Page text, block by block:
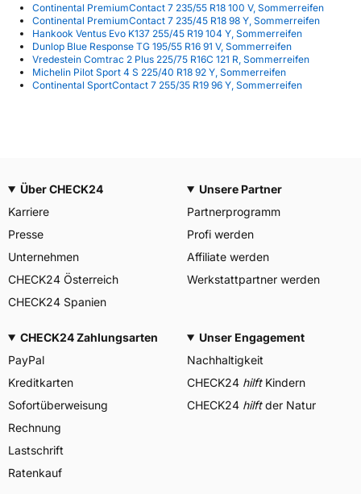
Continental PremiumContact 7 235/55 R18 100 V, Sommerreifen
Continental PremiumContact 7 235/45 R18 98 Y, Sommerreifen
Hankook Ventus Evo K137 255/45 R19 104 Y, Sommerreifen
Dunlop Blue Response TG 195/55 R16 91 V, Sommerreifen
Vredestein Comtrac 2 Plus 225/75 R16C 121 R, Sommerreifen
Michelin Pilot Sport 4 S 225/40 R18 92 Y, Sommerreifen
Continental SportContact 7 255/35 R19 96 Y, Sommerreifen
Über CHECK24
Karriere
Presse
Unternehmen
CHECK24 Österreich
CHECK24 Spanien
Unsere Partner
Partnerprogramm
Profi werden
Affiliate werden
Werkstattpartner werden
CHECK24 Zahlungsarten
PayPal
Kreditkarten
Sofortüberweisung
Rechnung
Lastschrift
Ratenkauf
Unser Engagement
Nachhaltigkeit
CHECK24 hilftKindern
CHECK24 hilftder Natur